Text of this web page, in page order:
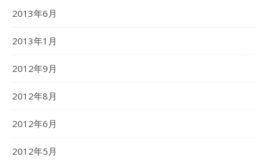
2013年6月
2013年1月
2012年9月
2012年8月
2012年6月
2012年5月